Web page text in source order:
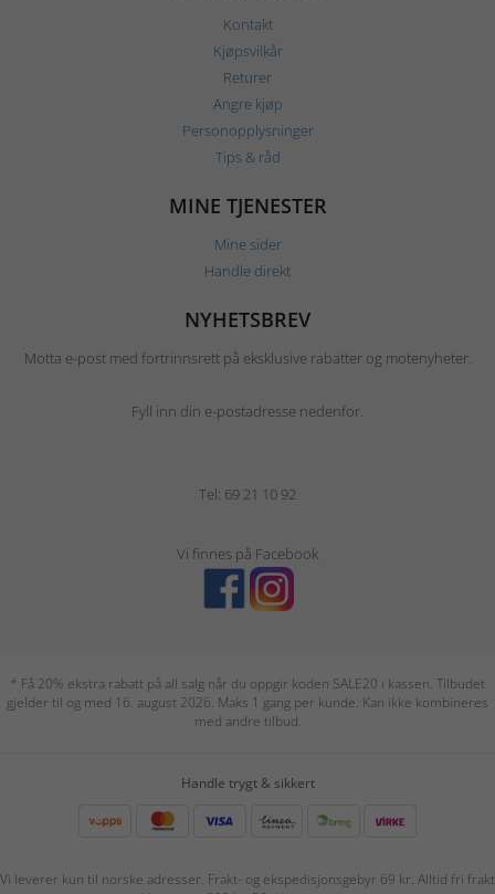
Kontakt
Kjøpsvilkår
Returer
Angre kjøp
Personopplysninger
Tips & råd
MINE TJENESTER
Mine sider
Handle direkt
NYHETSBREV
Motta e-post med fortrinnsrett på eksklusive rabatter og motenyheter.
Fyll inn din e-postadresse nedenfor.
Tel: 69 21 10 92
Vi finnes på Facebook
* Få 20% ekstra rabatt på all salg når du oppgir koden SALE20 i kassen. Tilbudet
gjelder til og med 16. august 2026. Maks 1 gang per kunde. Kan ikke kombineres
med andre tilbud.
Handle trygt & sikkert
Vi leverer kun til norske adresser. Frakt- og ekspedisjonsgebyr 69 kr. Alltid fri frakt